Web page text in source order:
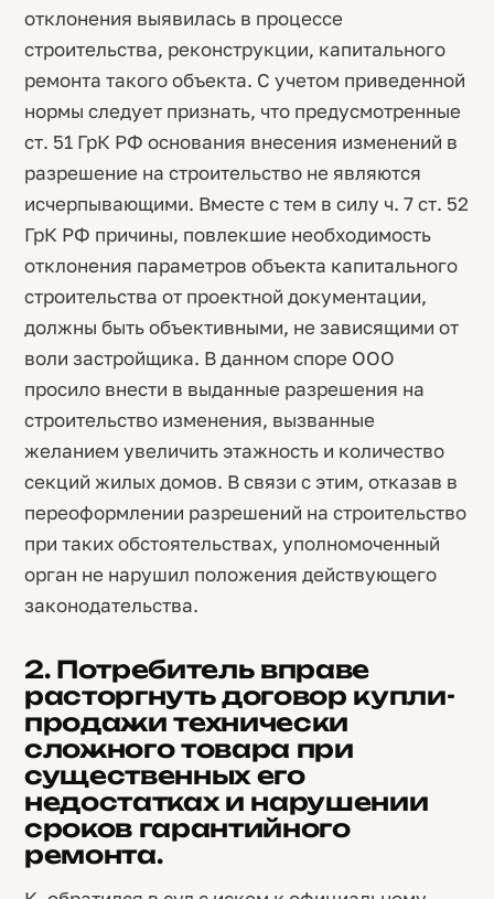
отклонения выявилась в процессе
строительства, реконструкции, капитального
ремонта такого объекта. С учетом приведенной
нормы следует признать, что предусмотренные
ст. 51 ГрК РФ основания внесения изменений в
разрешение на строительство не являются
исчерпывающими. Вместе с тем в силу ч. 7 ст. 52
ГрК РФ причины, повлекшие необходимость
отклонения параметров объекта капитального
строительства от проектной документации,
должны быть объективными, не зависящими от
воли застройщика. В данном споре ООО
просило внести в выданные разрешения на
строительство изменения, вызванные
желанием увеличить этажность и количество
секций жилых домов. В связи с этим, отказав в
переоформлении разрешений на строительство
при таких обстоятельствах, уполномоченный
орган не нарушил положения действующего
законодательства.
2. Потребитель вправе
расторгнуть договор купли-
продажи технически
сложного товара при
существенных его
недостатках и нарушении
сроков гарантийного
ремонта.